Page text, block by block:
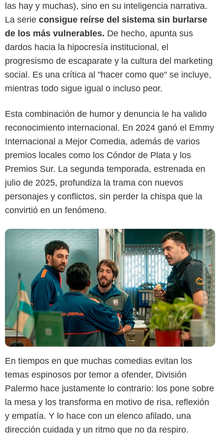
las hay y muchas), sino en su inteligencia narrativa.
La serie consigue reírse del sistema sin burlarse
de los más vulnerables. De hecho, apunta sus
dardos hacia la hipocresía institucional, el
progresismo de escaparate y la cultura del marketing
social. Es una crítica al "hacer como que" se incluye,
mientras todo sigue igual o incluso peor.
Esta combinación de humor y denuncia le ha valido
reconocimiento internacional. En 2024 ganó el Emmy
Internacional a Mejor Comedia, además de varios
premios locales como los Cóndor de Plata y los
Premios Sur. La segunda temporada, estrenada en
julio de 2025, profundiza la trama con nuevos
personajes y conflictos, sin perder la chispa que la
convirtió en un fenómeno.
Netflix
En tiempos en que muchas comedias evitan los
temas espinosos por temor a ofender, División
Palermo hace justamente lo contrario: los pone sobre
la mesa y los transforma en motivo de risa, reflexión
y empatía. Y lo hace con un elenco afilado, una
dirección cuidada y un ritmo que no da respiro.